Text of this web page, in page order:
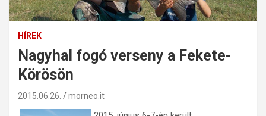
HÍREK
Nagyhal fogó verseny a Fekete-
Körösön
2015.06.26. morneo.it